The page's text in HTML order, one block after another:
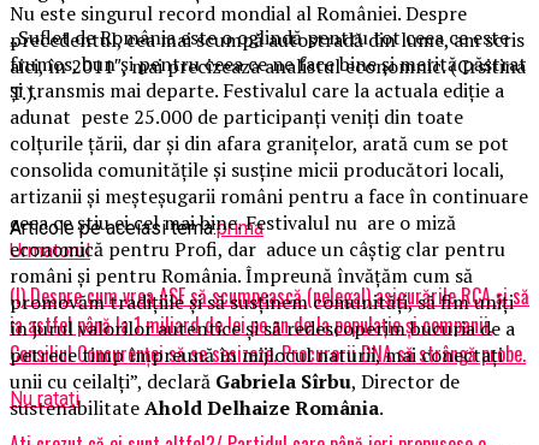
Nu este singurul record mondial al României. Despre
precedentul, cea mai scumpă autostradă din lume, am scris
aici, în 2011″, mai precizeaza analistul economnic. (Crsitina
T.).
Articole pe aceiasi tema:prima
Urmatorul
(I) Despre cum vrea ASF să scumpească (nelegal) asigurările RCA și să
ia astfel până la 1 miliard de lei pe an de la populație și companii.
Consiliul Concurenței să se sesizeze. Procurorii DNA să strângă probe.
Nu ratati
„Suflet de România este o oglindă pentru tot ceea ce este
frumos, bun și pentru ceea ce ne face bine și merită păstrat
și transmis mai departe. Festivalul care la actuala ediție a
adunat peste 25.000 de participanți veniți din toate
colțurile țării, dar și din afara granițelor, arată cum se pot
consolida comunitățile și susține micii producători locali,
artizanii și meșteșugarii români pentru a face în continuare
ceea ce știu ei cel mai bine. Festivalul nu are o miză
economică pentru Profi, dar aduce un câștig clar pentru
români și pentru România. Împreună învățăm cum să
promovăm tradițiile și să susținem comunități, să fim uniți
în jurul valorilor autentice și să redescoperim bucuria de a
petrece timp împreună în mijlocul naturii, mai conectați
unii cu ceilalți”, declară Gabriela Sîrbu, Director de
sustenabilitateAhold Delhaize România.